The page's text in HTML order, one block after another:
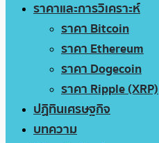
ราคาและการวิเคราะห์
ราคา Bitcoin
ราคา Ethereum
ราคา Dogecoin
ราคา Ripple (XRP)
ปฏิทินเศรษฐกิจ
บทความ